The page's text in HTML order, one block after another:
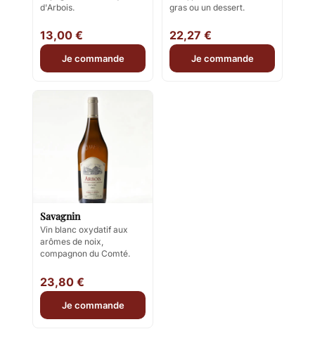
d'Arbois.
13,00 €
Je commande
gras ou un dessert.
22,27 €
Je commande
Savagnin
Vin blanc oxydatif aux
arômes de noix,
compagnon du Comté.
23,80 €
Je commande